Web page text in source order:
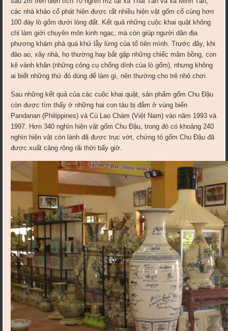
các nhà khảo cổ phát hiện được rất nhiều hiện vật gốm cổ cùng hơn
100 đáy lò gốm dưới lòng đất. Kết quả những cuộc khai quật không
chỉ làm giới chuyên môn kinh ngạc, mà còn giúp người dân địa
phương khám phá quá khứ lẫy lừng của tổ tiên mình. Trước đây, khi
đào ao, xây nhà, họ thường hay bắt gặp những chiếc mâm bồng, con
kê vành khăn (những công cụ chống dính của lò gốm), nhưng không
ai biết những thứ đó dùng để làm gì, nên thường cho trẻ nhỏ chơi.
Sau những kết quả của các cuộc khai quật, sản phẩm gốm Chu Đậu
còn được tìm thấy ở những hai con tàu bị đắm ở vùng biển
Pandanan (Philippines) và Cù Lao Chàm (Việt Nam) vào năm 1993 và
1997. Hơn 340 nghìn hiện vật gốm Chu Đậu, trong đó có khoảng 240
nghìn hiện vật còn lành đã được trục vớt, chứng tỏ gốm Chu Đậu đã
được xuất cảng rộng rãi thời bấy giờ.